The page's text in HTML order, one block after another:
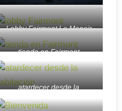
Lobby Fairmont Le Manoir
Richelieu
tienda en Fairmont
atardecer desde la
habitación